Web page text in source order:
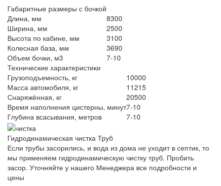
Габаритные размеры с бочкой
Длина, мм
8300
Ширина, мм
2500
Высота по кабине, мм
3100
Колесная база, мм
3690
Объем бочки, м3
7-10
Технические характеристики
Грузоподъемность, кг
10000
Масса автомобиля, кг
11215
Снаряжённая, кг
20500
Время наполнения цистерны, минут7-10
Глубина всасывания, метров
7-10
Гидродинамическая чистка Труб
Если трубы засорились, и вода из дома не уходит в септик, то
мы применяем гидродинамическую чистку труб. Пробить
засор. Уточняйте у нашего Менеджера все подробности и
цены